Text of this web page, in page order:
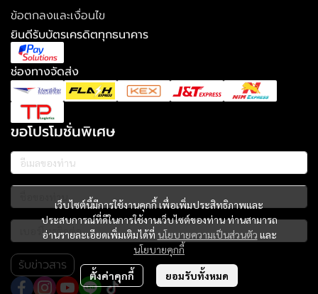
เว็บไซต์นี้มีการใช้งานคุกกี้ เพื่อเพิ่มประสิทธิภาพและ
ประสบการณ์ที่ดีในการใช้งานเว็บไซต์ของท่าน ท่านสามารถ
อ่านรายละเอียดเพิ่มเติมได้ที่ นโยบายความเป็นส่วนตัว และ
นโยบายคุกกี้
ตั้งค่าคุกกี้ ยอมรับทั้งหมด
ข้อตกลงและเงื่อนไข
ยินดีรับบัตรเครดิตทุกธนาคาร
ช่องทางจัดส่ง
ขอโปรโมชั่นพิเศษ
รับข่าวสาร